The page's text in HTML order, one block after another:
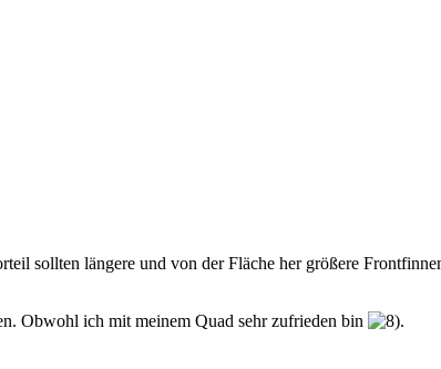
sollten längere und von der Fläche her größere
Obwohl ich mit meinem Quad sehr zufrieden bin
.